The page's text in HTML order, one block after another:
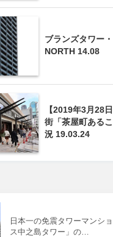
ブランズタワー
NORTH 14.08
【2019年3月28
街「茶屋町ある
況 19.03.24
日本一の免震タワーマンシ
ス中之島タワー」の…